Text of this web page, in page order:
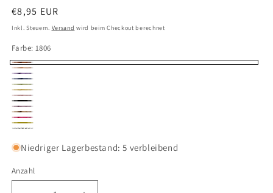
Normaler
Preis
€8,95 EUR
Inkl. Steuern. Versand wird beim Checkout berechnet
Farbe: 1806
1806
1807
1809
1811
1812
1813
1815
1816
1817
1818
1819
1805
Niedriger Lagerbestand: 5 verbleibend
Anzahl